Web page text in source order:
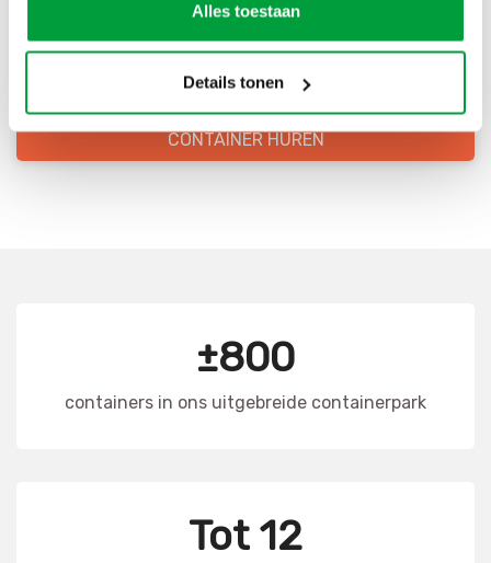
Alles toestaan
Details tonen
Snelle levering
Goede kwaliteit
Snelle klantenservice
CONTAINER HUREN
±800
containers in ons uitgebreide containerpark
Tot 12